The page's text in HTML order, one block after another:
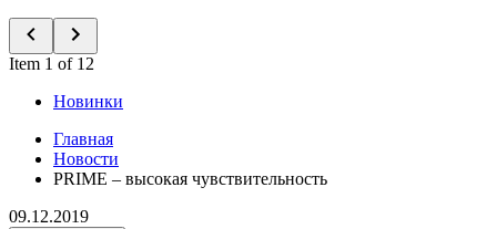
Item 1 of 12
Новинки
Главная
Новости
PRIME – высокая чувствительность
09.12.2019